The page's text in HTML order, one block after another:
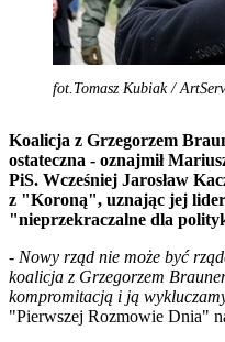
fot.Tomasz Kubiak /
Koalicja z Grzegorzem
ostateczna - oznajmił
PiS. Wcześniej Jarosław
z "Koroną", uznając jej
"nieprzekraczalne dla
- Nowy rząd nie może być
koalicja z Grzegorzem
kompromitacją i ją
"Pierwszej Rozmowie Dnia"